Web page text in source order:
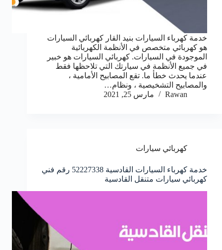
خدمة كهرباء السيارات بنيد القار كهربائي السيارات
هو كهربائي متخصص في الأنظمة الكهربائية
الموجودة في السيارات. كهربائي السيارات هو خبير
في جميع الأنظمة في سيارتك التي تلاحظها فقط
عندما يحدث خطأ ما. تقع المصابيح الأمامية ،
والمصابيح التشخيصية ، ونظام…
Rawan
مارس 25, 2021
كهربائي سيارات
خدمة كهرباء السيارات القادسية 52227338 رقم فني
كهربائي سيارات متنقل القادسية